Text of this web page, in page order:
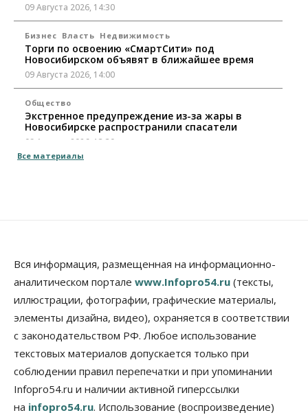
09 Августа 2026, 14:30
Бизнес Власть Недвижимость
Торги по освоению «СмартСити» под
Новосибирском объявят в ближайшее время
09 Августа 2026, 14:00
Общество
Экстренное предупреждение из-за жары в
Новосибирске распространили спасатели
09 Августа 2026, 13:30
«бронировать» со школы
Авто Общество
Не катастрофа, а стресс-тест: эксперт
новосибирской сети СТО пояснил кому можно
заливать бензин Евро‑2
09 Августа 2026, 10:00
Бизнес
Работодатели Новосибирска заявили в центры
занятости почти 32 тысячи вакансий
Все материалы
Вся информация, размещенная на информационно-
аналитическом портале www.Infopro54.ru (тексты,
иллюстрации, фотографии, графические материалы,
элементы дизайна, видео), охраняется в соответствии
с законодательством РФ. Любое использование
текстовых материалов допускается только при
соблюдении правил перепечатки и при упоминании
Infopro54.ru и наличии активной гиперссылки
на infopro54.ru. Использование (воспроизведение)